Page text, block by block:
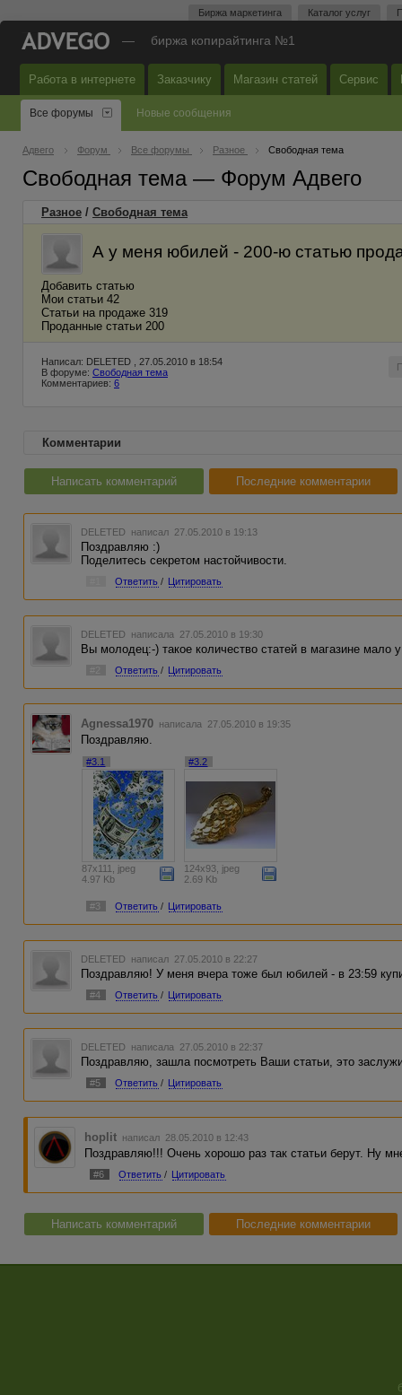
Биржа маркетинга Каталог услуг
— биржа копирайтинга №1
Работа в интернете Заказчику Магазин статей Сервис
Все форумы Новые сообщения
Адвего Форум Все форумы Разное Свободная тема
Свободная тема — Форум Адвего
Разное / Свободная тема
А у меня юбилей - 200-ю статью
Добавить статью
Мои статьи 42
Статьи на продаже 319
Проданные статьи 200
Написал: DELETED , 27.05.2010 в 18:54
В форуме: Свободная тема
Комментариев: 6
Комментарии
Написать комментарий Последние комментарии
DELETED написал 27.05.2010 в 19:13
Поздравляю :)
Поделитесь секретом настойчивости.
Ответить / Цитировать
DELETED написала 27.05.2010 в 19:30
Вы молодец:-) такое количество статей в магазине мало
Ответить / Цитировать
Agnessa1970 написала 27.05.2010 в 19:35
Поздравляю.
#3.1
87x111, jpeg
4.97 Kb
#3.2
124x93, jpeg
2.69 Kb
#3 Ответить / Цитировать
DELETED написал 27.05.2010 в 22:27
Поздравляю! У меня вчера тоже был юбилей - в 23:59
#4 Ответить / Цитировать
DELETED написала 27.05.2010 в 22:37
Поздравляю, зашла посмотреть Ваши статьи, это
#5 Ответить / Цитировать
hoplit написал 28.05.2010 в 12:43
Поздравляю!!! Очень хорошо раз так статьи берут. Ну
#6 Ответить / Цитировать
Написать комментарий Последние комментарии